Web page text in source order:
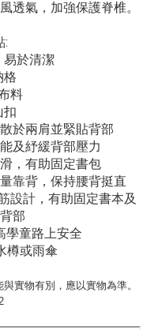
透氣，加強保護脊椎。
:
易於清潔
格
料
扣
於兩肩並緊貼背部
及紓緩背部壓力
，有助固定書包
靠背，保持腰背挺直
設計，有助固定書本及
部
學童路上安全
樽或雨傘
實物有別，應以實物為準。